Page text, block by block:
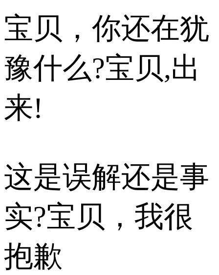
宝贝，你还在犹
豫什么?宝贝,出
来!
这是误解还是事
实?宝贝，我很
抱歉